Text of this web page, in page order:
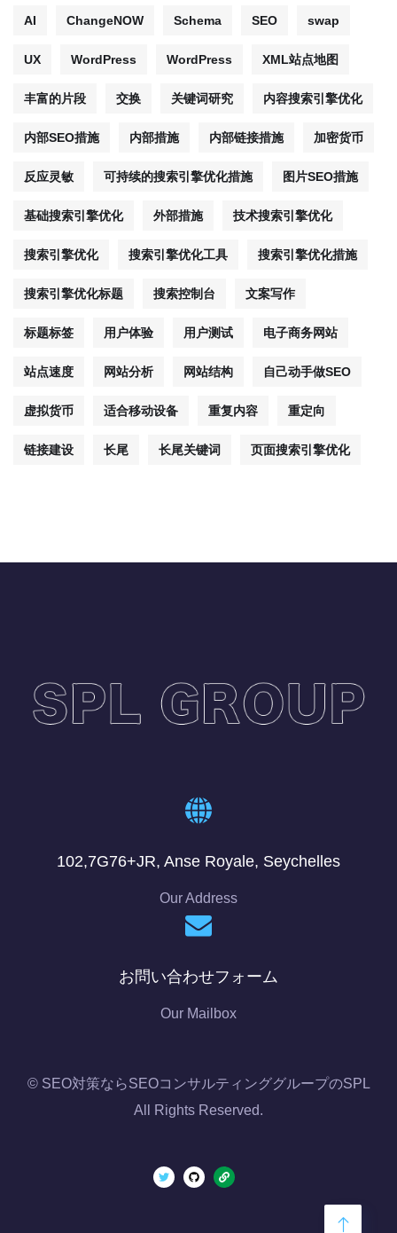
AI ChangeNOW Schema SEO swap
UX WordPress WordPress XML站点地图
丰富的片段 交换 关键词研究 内容搜索引擎优化
内部SEO措施 内部措施 内部链接措施 加密货币
反应灵敏 可持续的搜索引擎优化措施 图片SEO措施
基础搜索引擎优化 外部措施 技术搜索引擎优化
搜索引擎优化 搜索引擎优化工具 搜索引擎优化措施
搜索引擎优化标题 搜索控制台 文案写作
标题标签 用户体验 用户测试 电子商务网站
站点速度 网站分析 网站结构 自己动手做SEO
虚拟货币 适合移动设备 重复内容 重定向
链接建设 长尾 长尾关键词 页面搜索引擎优化
102,7G76+JR, Anse Royale, Seychelles
Our Address
お問い合わせフォーム
Our Mailbox
© SEO対策ならSEOコンサルティンググループのSPL
All Rights Reserved.